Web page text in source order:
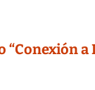
“Conexión